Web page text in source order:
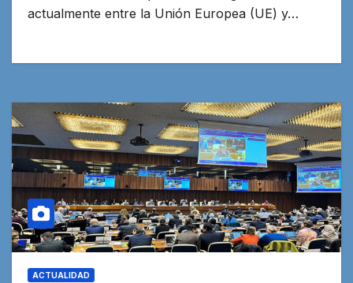
actualmente entre la Unión Europea (UE) y…
ACTUALIDAD